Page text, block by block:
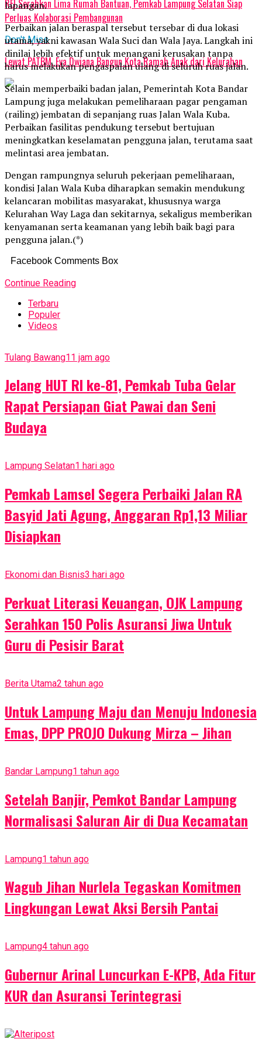
REI Serahkan Lima Rumah Bantuan, Pemkab Lampung Selatan Siap
Perluas Kolaborasi Pembangunan
Don't Miss
Lewat PATBM, Eva Dwiana Bangun Kota Ramah Anak dari Kelurahan
lapangan.
Perbaikan jalan beraspal tersebut tersebar di dua lokasi
utama, yakni kawasan Wala Suci dan Wala Jaya. Langkah ini
dinilai lebih efektif untuk menangani kerusakan tanpa
harus melakukan pengaspalan ulang di seluruh ruas jalan.
Selain memperbaiki badan jalan, Pemerintah Kota Bandar
Lampung juga melakukan pemeliharaan pagar pengaman
(railing) jembatan di sepanjang ruas Jalan Wala Kuba.
Perbaikan fasilitas pendukung tersebut bertujuan
meningkatkan keselamatan pengguna jalan, terutama saat
melintasi area jembatan.
Dengan rampungnya seluruh pekerjaan pemeliharaan,
kondisi Jalan Wala Kuba diharapkan semakin mendukung
kelancaran mobilitas masyarakat, khususnya warga
Kelurahan Way Laga dan sekitarnya, sekaligus memberikan
kenyamanan serta keamanan yang lebih baik bagi para
pengguna jalan.(*)
Facebook Comments Box
Continue Reading
Terbaru
Populer
Videos
Tulang Bawang11 jam ago
Jelang HUT RI ke-81, Pemkab Tuba Gelar
Rapat Persiapan Giat Pawai dan Seni
Budaya
Lampung Selatan1 hari ago
Pemkab Lamsel Segera Perbaiki Jalan RA
Basyid Jati Agung, Anggaran Rp1,13 Miliar
Disiapkan
Ekonomi dan Bisnis3 hari ago
Perkuat Literasi Keuangan, OJK Lampung
Serahkan 150 Polis Asuransi Jiwa Untuk
Guru di Pesisir Barat
Berita Utama2 tahun ago
Untuk Lampung Maju dan Menuju Indonesia
Emas, DPP PROJO Dukung Mirza – Jihan
Bandar Lampung1 tahun ago
Setelah Banjir, Pemkot Bandar Lampung
Normalisasi Saluran Air di Dua Kecamatan
Lampung1 tahun ago
Wagub Jihan Nurlela Tegaskan Komitmen
Lingkungan Lewat Aksi Bersih Pantai
Lampung4 tahun ago
Gubernur Arinal Luncurkan E-KPB, Ada Fitur
KUR dan Asuransi Terintegrasi